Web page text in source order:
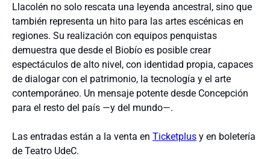
Llacolén no solo rescata una leyenda ancestral, sino que
también representa un hito para las artes escénicas en
regiones. Su realización con equipos penquistas
demuestra que desde el Biobío es posible crear
espectáculos de alto nivel, con identidad propia, capaces
de dialogar con el patrimonio, la tecnología y el arte
contemporáneo. Un mensaje potente desde Concepción
para el resto del país —y del mundo—.
Las entradas están a la venta en Ticketplus y en boletería
de Teatro UdeC.